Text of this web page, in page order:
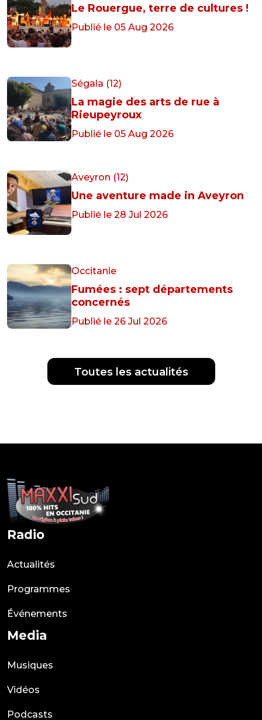
Le Rouergue, terre de cultures !
Publié le 05 Aug 2026
Ségala (12)
La magie des arts de rue à
Rieupeyroux
Publié le 05 Aug 2026
Aveyron (12)
Une aventure made in Aveyron
Publié le 28 Jul 2026
Occitanie
Fumées : sept départements
concernés
Publié le 26 Jul 2026
Toutes les actualités
Radio
Actualités
Programmes
Événements
Media
Musiques
Vidéos
Podcasts